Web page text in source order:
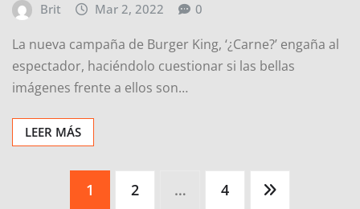
Brit Mar 2, 2022 0
La nueva campaña de Burger King, ‘¿Carne?’ engaña al
espectador, haciéndolo cuestionar si las bellas
imágenes frente a ellos son…
LEER MÁS
1 2 … 4